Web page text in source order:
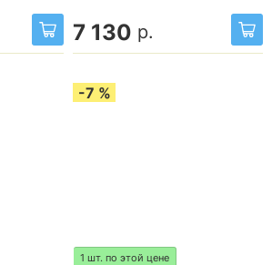
7 130 р.
-7 %
1 шт. по этой цене